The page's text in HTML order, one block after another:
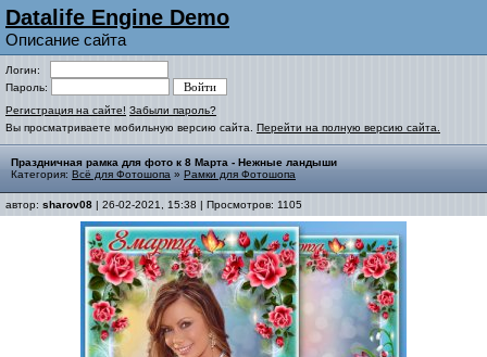
Datalife Engine Demo
Описание сайта
Логин:
Пароль:
Регистрация на сайте! Забыли пароль?
Вы просматриваете мобильную версию сайта. Перейти на полную версию сайта.
Праздничная рамка для фото к 8 Марта - Нежные ландыши
Категория: Всё для Фотошопа » Рамки для Фотошопа
автор: sharov08 | 26-02-2021, 15:38 | Просмотров: 1105